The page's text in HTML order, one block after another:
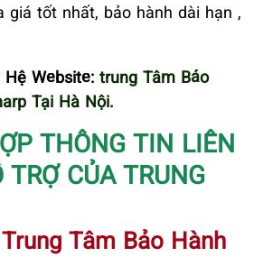
giá tốt nhất, bảo hành dài hạn ,
Website: trung Tâm Bảo
Tại Hà Nội.
THÔNG TIN LIÊN
CỦA TRUNG
Tâm Bảo Hành